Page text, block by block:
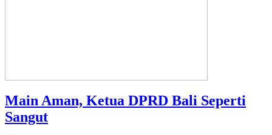
Main Aman, Ketua DPRD Bali Seperti
Sangut